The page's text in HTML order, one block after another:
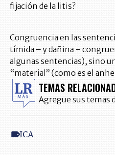
fijación de la litis?
Congruencia en las
tímida – y dañina –
algunas sentencias), sino
“material” (como es el
TEMAS
Agregue sus temas
ICA